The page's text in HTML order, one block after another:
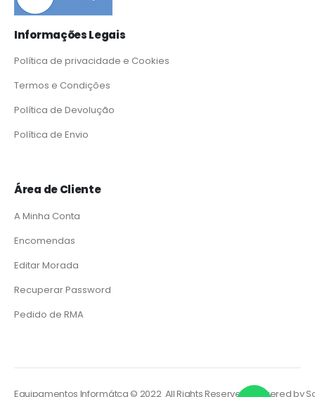
Informações Legais
Política de privacidade e Cookies
Termos e Condições
Política de Devolução
Política de Envio
Área de Cliente
A Minha Conta
Encomendas
Editar Morada
Recuperar Password
Pedido de RMA
Equipamentos Informátca © 2022 All Rights Reserved. Powered by